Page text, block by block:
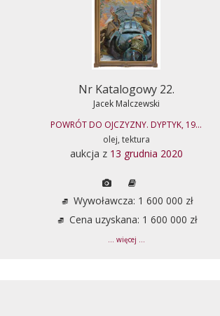
Nr Katalogowy 22.
Jacek Malczewski
POWRÓT DO OJCZYZNY. DYPTYK, 19...
olej, tektura
aukcja z 13 grudnia 2020
Wywoławcza: 1 600 000 zł
Cena uzyskana: 1 600 000 zł
... więcej ...